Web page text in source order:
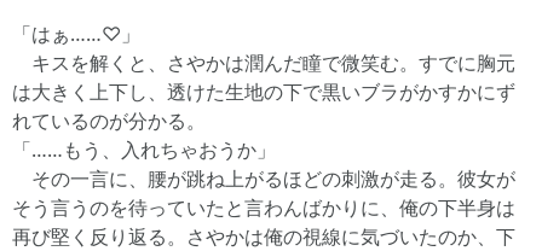
「はぁ……♡」
キスを解くと、さやかは潤んだ瞳で微笑む。すでに胸元
は大きく上下し、透けた生地の下で黒いブラがかすかにず
れているのが分かる。
「……もう、入れちゃおうか」
その一言に、腰が跳ね上がるほどの刺激が走る。彼女が
そう言うのを待っていたと言わんばかりに、俺の下半身は
再び堅く反り返る。さやかは俺の視線に気づいたのか、下